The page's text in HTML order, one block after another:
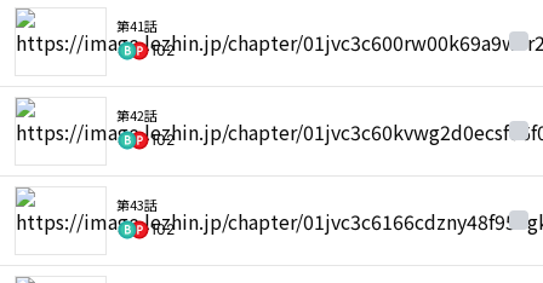
第41話
102
第42話
102
第43話
102